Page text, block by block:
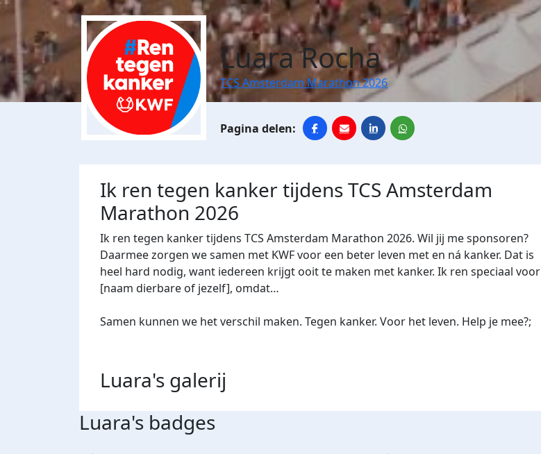
Luara Rocha
TCS Amsterdam Marathon 2026
Ik ren tegen kanker tijdens TCS Amsterdam
Marathon 2026
Ik ren tegen kanker tijdens TCS Amsterdam Marathon 2026. Wil jij me sponsoren?
Daarmee zorgen we samen met KWF voor een beter leven met en ná kanker. Dat is
heel hard nodig, want iedereen krijgt ooit te maken met kanker. Ik ren speciaal voor
[naam dierbare of jezelf], omdat…
Samen kunnen we het verschil maken. Tegen kanker. Voor het leven. Help je mee?;
Luara's galerij
Luara's badges